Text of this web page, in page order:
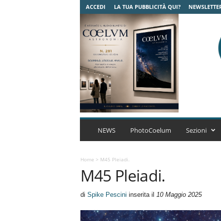
ACCEDI LA TUA PUBBLICITÀ QUI?
C
t
r
NEWS PhotoCoelum Sezioni
Home > M45 Pleiadi.
M45 Pleiadi.
di Spike Pescini inserita il 10 Maggio 2025